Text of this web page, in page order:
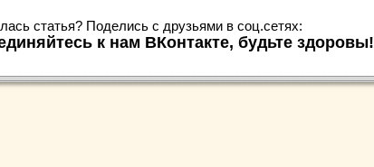
статья? Поделись с друзьями в соц.сетях:
к нам ВКонтакте, будьте здоровы!